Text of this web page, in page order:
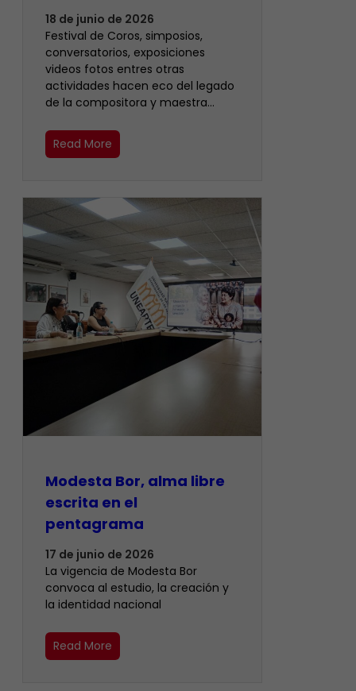
18 de junio de 2026
Festival de Coros, simposios,
conversatorios, exposiciones
videos fotos entres otras
actividades hacen eco del legado
de la compositora y maestra…
Read More
Modesta Bor, alma libre
escrita en el
pentagrama
17 de junio de 2026
La vigencia de Modesta Bor
convoca al estudio, la creación y
la identidad nacional
Read More